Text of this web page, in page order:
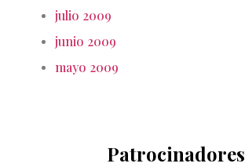
julio 2009
junio 2009
mayo 2009
Patrocinadores